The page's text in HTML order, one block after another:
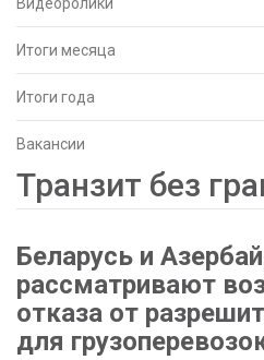
Итоги месяца
Итоги года
Вакансии
Транзит без
Беларусь и
рассматривают
отказа от
для